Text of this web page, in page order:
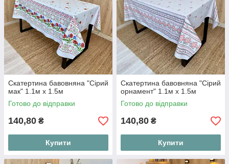
Скатертина бавовняна "Сірий
мак" 1.1м х 1.5м
Готово до відправки
140,80 ₴
Купити
Скатертина бавовняна "Сірий
орнамент" 1.1м х 1.5м
Готово до відправки
140,80 ₴
Купити